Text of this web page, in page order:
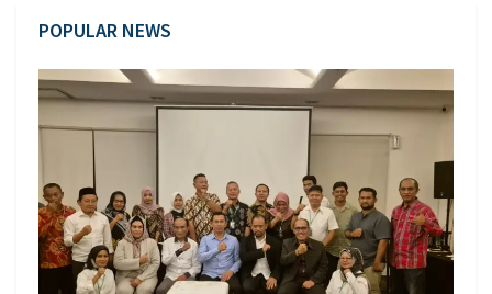
POPULAR NEWS